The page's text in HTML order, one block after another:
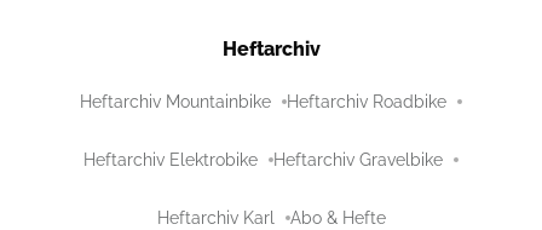
Heftarchiv
Heftarchiv Mountainbike Heftarchiv Roadbike
Heftarchiv Elektrobike Heftarchiv Gravelbike
Heftarchiv Karl Abo & Hefte